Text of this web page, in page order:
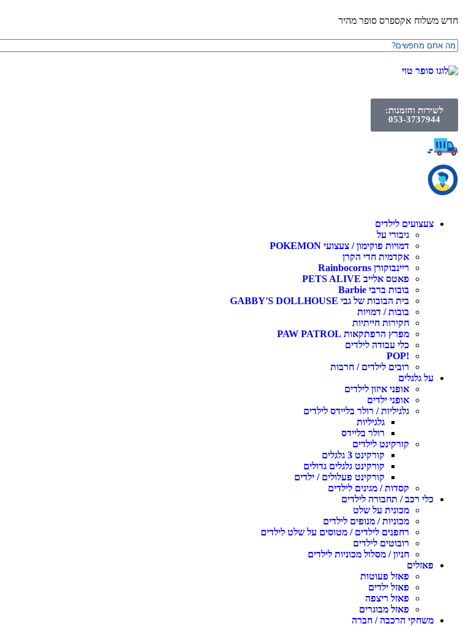
חדש משלוח אקספרס סופר מהיר
לשירות והזמנות:
053-3737944
צעצועים לילדים
גיבורי על
דמויות פוקימון / צעצועי POKEMON
אקדמית חדי הקרן
ריינבוקורן Rainbocorns
פאטס אלייב PETS ALIVE
בובות ברבי Barbie
בית הבובות של גבי GABBY'S DOLLHOUSE
בובות / דמויות
חקירות חייתיות
מפרץ הרפתקאות PAW PATROL
כלי עבודה לילדים
!POP
רובים לילדים / חרבות
על גלגלים
אופני איזון לילדים
אופני ילדים
גלגיליות / רולר בליידס לילדים
גלגיליות
רולר בליידס
קורקינט לילדים
קורקינט 3 גלגלים
קורקינט גלגלים גדולים
קורקינט פעלולים / ילדים
קסדות / מגינים לילדים
כלי רכב / תחבורה לילדים
מכונית על שלט
מכוניות / מנופים לילדים
רחפנים לילדים / מטוסים על שלט לילדים
רובוטים לילדים
חניון / מסלול מכוניות לילדים
פאזלים
פאזל פעוטות
פאזל ילדים
פאזל ריצפה
פאזל מבוגרים
משחקי הרכבה / חברה